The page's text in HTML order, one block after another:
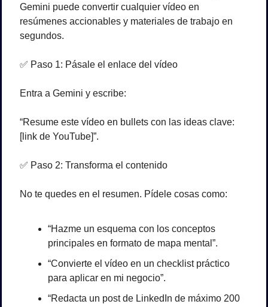
Gemini puede convertir cualquier vídeo en
resúmenes accionables y materiales de trabajo en
segundos.
✅ Paso 1: Pásale el enlace del vídeo
Entra a Gemini y escribe:
“Resume este vídeo en bullets con las ideas clave:
[link de YouTube]”.
✅ Paso 2: Transforma el contenido
No te quedes en el resumen. Pídele cosas como:
“Hazme un esquema con los conceptos
principales en formato de mapa mental”.
“Convierte el vídeo en un checklist práctico
para aplicar en mi negocio”.
“Redacta un post de LinkedIn de máximo 200